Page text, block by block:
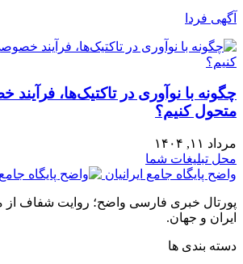
آگهی فردا
چگونه با نوآوری در تاکتیک‌ها،
متحول کنیم؟
مرداد ۱۱, ۱۴۰۴
محل تبلیغات شما
واضح پایگاه جامع ایرانیان
پورتال خبری فارسی واضح؛ روایت شفاف از
ایران و جهان.
دسته بندی ها